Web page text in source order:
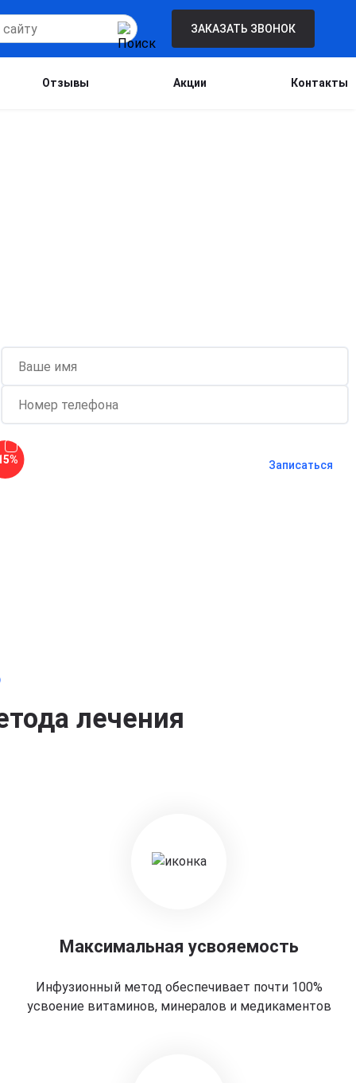
ЗАКАЗАТЬ ЗВОНОК
Отзывы Акции Контакты
Записаться
лечения
Максимальная усвояемость
Инфузионный метод обеспечивает почти 100%
усвоение витаминов, минералов и медикаментов